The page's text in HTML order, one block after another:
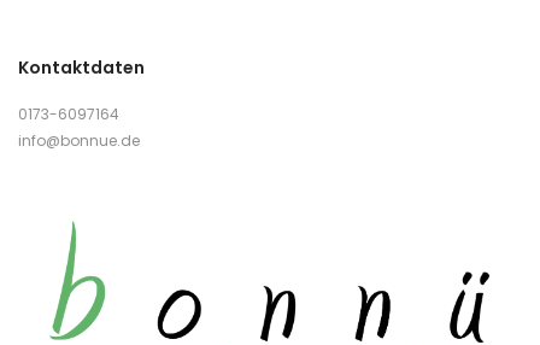
Kontaktdaten
0173-6097164
info@bonnue.de